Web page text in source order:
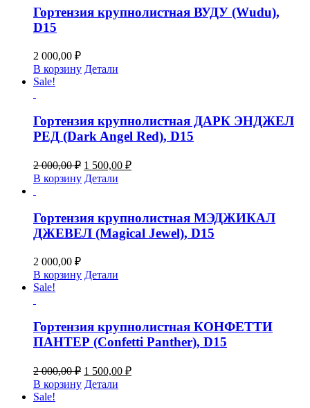
Гортензия крупнолистная ВУДУ (Wudu),
D15
2 000,00 ₽
В корзину Детали
Sale!
Гортензия крупнолистная ДАРК ЭНДЖЕЛ
РЕД (Dark Angel Red), D15
2 000,00₽ Первоначальная
цена
составляла
000,00 ₽.
1 500,00 ₽Текущая
В корзину Детали
Гортензия крупнолистная МЭДЖИКАЛ
ДЖЕВЕЛ (Magical Jewel), D15
2 000,00 ₽
В корзину Детали
Sale!
Гортензия крупнолистная КОНФЕТТИ
ПАНТЕР (Confetti Panther), D15
2 000,00₽ Первоначальная
цена
составляла
1 500,00 ₽Текущая
В корзину Детали
Sale!